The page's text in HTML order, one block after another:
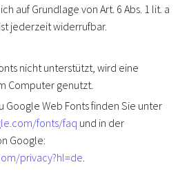
auf Grundlage von Art. 6 Abs. 1 lit. a
jederzeit widerrufbar.
nicht unterstützt, wird eine
Computer genutzt.
Google Web Fonts finden Sie unter
fonts/faq und in der
Google:
privacy?hl=de.